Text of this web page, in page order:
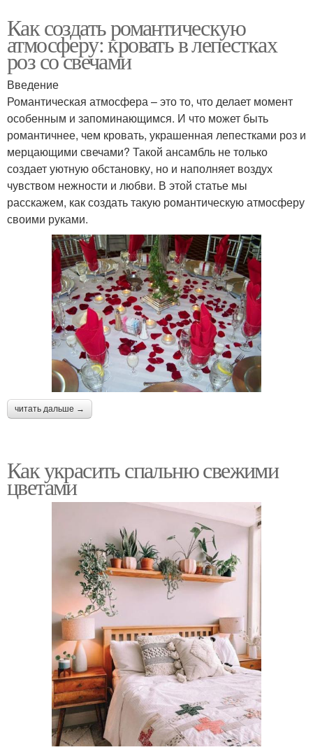
Как создать романтическую
атмосферу: кровать в лепестках
роз со свечами
Введение
Романтическая атмосфера – это то, что делает момент
особенным и запоминающимся. И что может быть
романтичнее, чем кровать, украшенная лепестками роз и
мерцающими свечами? Такой ансамбль не только
создает уютную обстановку, но и наполняет воздух
чувством нежности и любви. В этой статье мы
расскажем, как создать такую романтическую атмосферу
своими руками.
читать дальше →
Как украсить спальню свежими
цветами